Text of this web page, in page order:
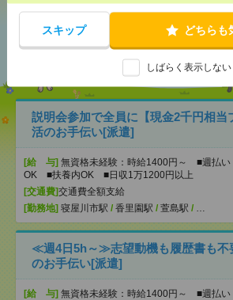
スキップ どちらも
しばらく表示しない
あなたの閲覧履歴からの
おすすめ
説明会参加で全員に【現金2千円相当
活のお手伝い[派遣]
[給 与] 無資格未経験：時給1400円～ ■週払い
OK ■扶養内OK ■日収1万1200円以上
[交通費]交通費全額支給
[勤務地] 寝屋川市駅 / 香里園駅 / 萱島駅 / …
≪週4日5h～≫志望動機も履歴書も不
のお手伝い[派遣]
[給 与] 無資格未経験：時給1400円～ ■週払い